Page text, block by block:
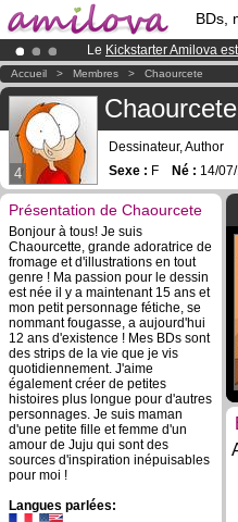
BDs,
Le Kickstarter Amilova
Abonnement premium:
Déjà 100000membres
Accueil > Membres > Chaourcete
4
Chaourcete
Dessinateur, Author
Sexe : F Né : 14/
Présentation de Chaourcete
Bonjour à tous! Je suis
Chaourcette, grande adoratrice de
fromage et d'illustrations en tout
genre ! Ma passion pour le dessin
est née il y a maintenant 15 ans et
mon petit personnage fétiche, se
nommant fougasse, a aujourd'hui
12 ans d'existence ! Mes BDs sont
des strips de la vie que je vis
quotidiennement. J'aime
également créer de petites
histoires plus longue pour d'autres
personnages. Je suis maman
d'une petite fille et femme d'un
amour de Juju qui sont des
sources d'inspiration inépuisables
pour moi !
Langues parlées: